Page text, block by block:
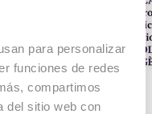
para personalizar
funciones de redes
compartimos
del sitio web con